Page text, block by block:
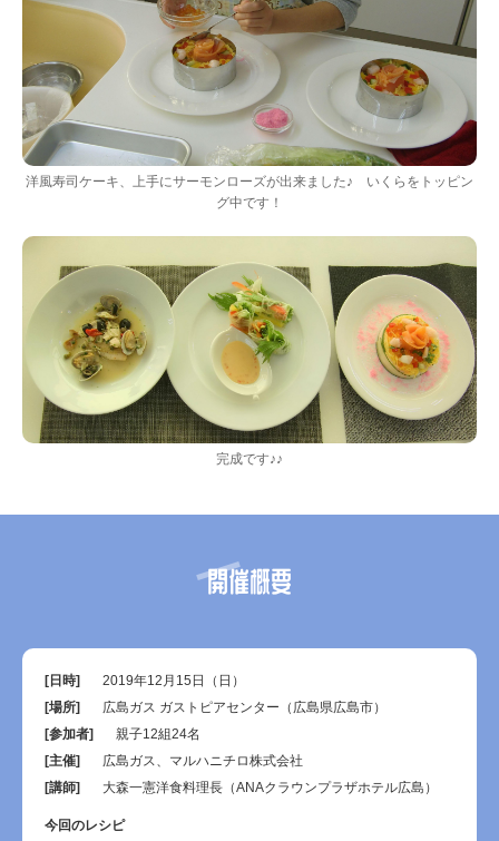
洋風寿司ケーキ、上手にサーモンローズが出来ました♪ いくらをトッピン
グ中です！
完成です♪♪
開催概要
[日時]
2019年12月15日（日）
[場所]
広島ガス ガストピアセンター（広島県広島市）
[参加者]
親子12組24名
[主催]
広島ガス、マルハニチロ株式会社
[講師]
大森一憲洋食料理長（ANAクラウンプラザホテル広島）
今回のレシピ